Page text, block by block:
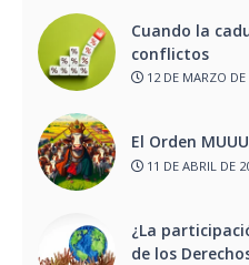
Cuando la
conflictos
12 DE MARZO
El Orden
11 DE ABRIL DE
¿La
de los